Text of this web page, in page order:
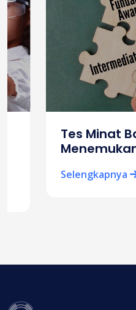
Tes Minat Bakat:
Menemukan
Selengkapnya